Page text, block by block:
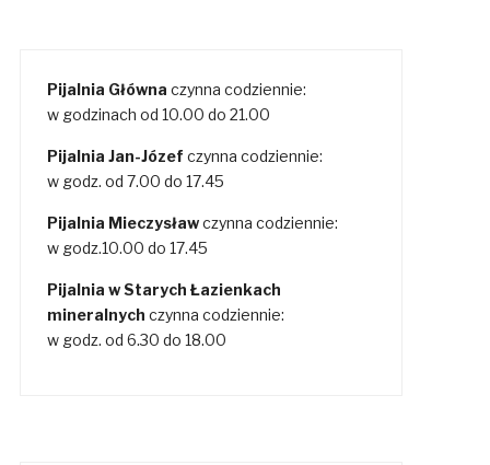
Pijalnia Główna czynna codziennie:
w godzinach od 10.00 do 21.00
Pijalnia Jan-Józef czynna codziennie:
w godz. od 7.00 do 17.45
Pijalnia Mieczysławczynna codziennie:
w godz.10.00 do 17.45
Pijalnia w Starych Łazienkach
mineralnych czynna codziennie:
w godz. od 6.30 do 18.00